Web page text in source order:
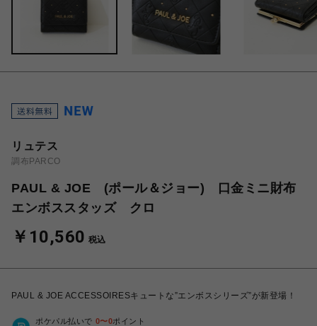
リュテス
調布PARCO
PAUL & JOE (ポール＆ジョー) 口金ミニ財布
エンボススタッズ クロ
￥10,560 税込
PAUL & JOE ACCESSOIRESキュートな”エンボスシリーズ”が新登場！
ポケパル払いで 0〜0ポイント